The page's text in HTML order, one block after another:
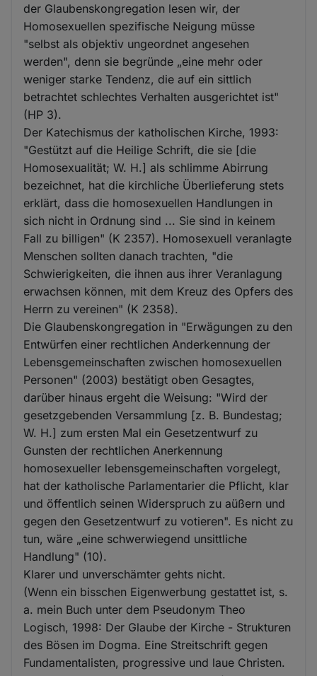
der Glaubenskongregation lesen wir, der
Homosexuellen spezifische Neigung müsse
"selbst als objektiv ungeordnet angesehen
werden", denn sie begründe „eine mehr oder
weniger starke Tendenz, die auf ein sittlich
betrachtet schlechtes Verhalten ausgerichtet ist"
(HP 3).
Der Katechismus der katholischen Kirche, 1993:
"Gestützt auf die Heilige Schrift, die sie [die
Homosexualität; W. H.] als schlimme Abirrung
bezeichnet, hat die kirchliche Überlieferung stets
erklärt, dass die homosexuellen Handlungen in
sich nicht in Ordnung sind ... Sie sind in keinem
Fall zu billigen" (K 2357). Homosexuell veranlagte
Menschen sollten danach trachten, "die
Schwierigkeiten, die ihnen aus ihrer Veranlagung
erwachsen können, mit dem Kreuz des Opfers des
Herrn zu vereinen" (K 2358).
Die Glaubenskongregation in "Erwägungen zu den
Entwürfen einer rechtlichen Anderkennung der
Lebensgemeinschaften zwischen homosexuellen
Personen" (2003) bestätigt oben Gesagtes,
darüber hinaus ergeht die Weisung: "Wird der
gesetzgebenden Versammlung [z. B. Bundestag;
W. H.] zum ersten Mal ein Gesetzentwurf zu
Gunsten der rechtlichen Anerkennung
homosexueller lebensgemeinschaften vorgelegt,
hat der katholische Parlamentarier die Pflicht, klar
und öffentlich seinen Widerspruch zu aüßern und
gegen den Gesetzentwurf zu votieren". Es nicht zu
tun, wäre „eine schwerwiegend unsittliche
Handlung" (10).
Klarer und unverschämter gehts nicht.
(Wenn ein bisschen Eigenwerbung gestattet ist, s.
a. mein Buch unter dem Pseudonym Theo
Logisch, 1998: Der Glaube der Kirche - Strukturen
des Bösen im Dogma. Eine Streitschrift gegen
Fundamentalisten, progressive und laue Christen.